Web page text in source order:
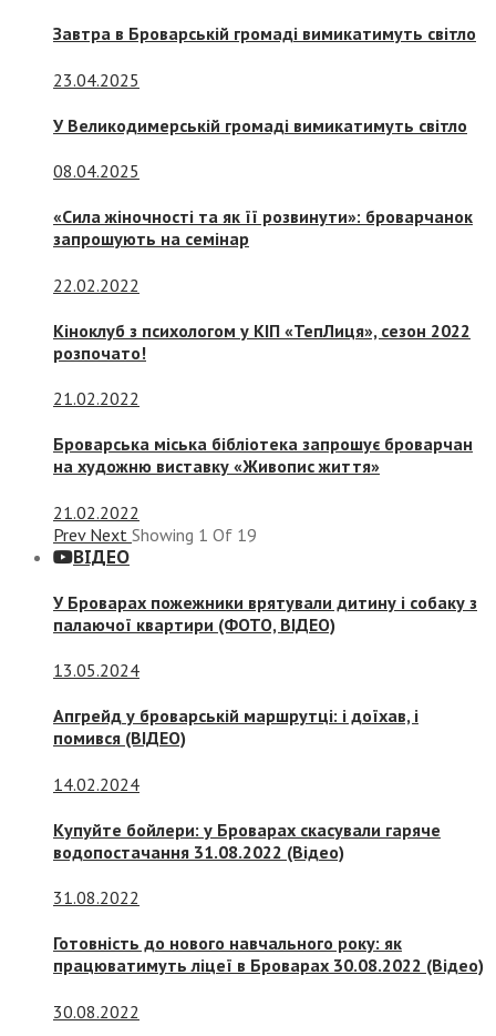
Завтра в Броварській громаді вимикатимуть світло
23.04.2025
У Великодимерській громаді вимикатимуть світло
08.04.2025
«Сила жіночності та як її розвинути»: броварчанок
запрошують на семінар
22.02.2022
Кіноклуб з психологом у КІП «ТепЛиця», сезон 2022
розпочато!
21.02.2022
Броварська міська бібліотека запрошує броварчан
на художню виставку «Живопис життя»
21.02.2022
Prev Next Showing 1 Of 19
ВІДЕО
У Броварах пожежники врятували дитину і собаку з
палаючої квартири (ФОТО, ВІДЕО)
13.05.2024
Апгрейд у броварській маршрутці: і доїхав, і
помився (ВІДЕО)
14.02.2024
Купуйте бойлери: у Броварах скасували гаряче
водопостачання 31.08.2022 (Відео)
31.08.2022
Готовність до нового навчального року: як
працюватимуть ліцеї в Броварах 30.08.2022 (Відео)
30.08.2022